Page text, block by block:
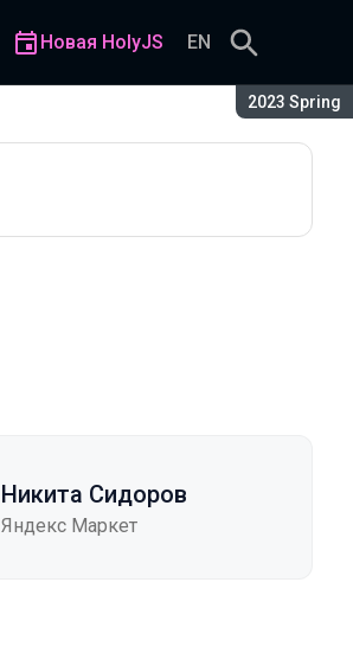
Сезон:
2023 Spring
Новая HolyJS EN
Никита Сидоров
Яндекс Маркет